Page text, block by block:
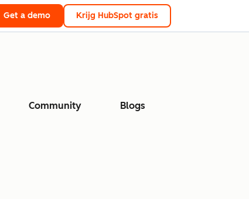
Get a demo Krijg HubSpot gratis
Community Blogs